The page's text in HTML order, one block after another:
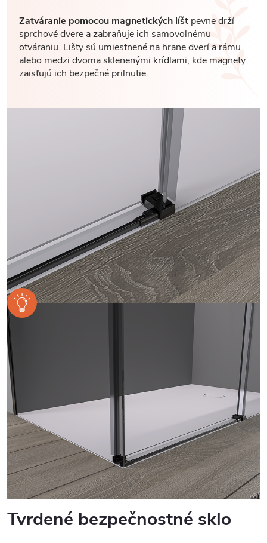
Zatváranie pomocou magnetických líšt pevne drží
sprchové dvere a zabraňuje ich samovoľnému
otváraniu. Lišty sú umiestnené na hrane dverí a rámu
alebo medzi dvoma sklenenými krídlami, kde magnety
zaisťujú ich bezpečné priľnutie.
Tvrdené bezpečnostné sklo